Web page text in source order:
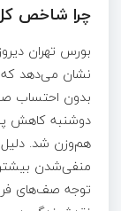
چرا شاخص
بورس تهران
نشان می‌دهد که
دوشنبه کاهش
هم‌وزن شد.
منفی‌شدن
توجه صف‌های